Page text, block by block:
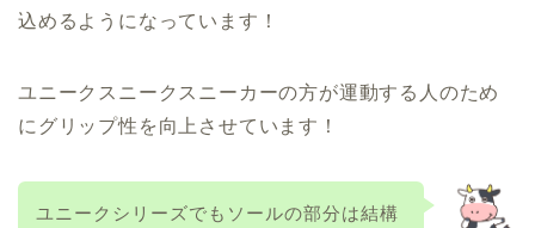
込めるようになっています！
ユニークスニークスニーカーの方が運動する人のため
にグリップ性を向上させています！
ユニークシリーズでもソールの部分は結構